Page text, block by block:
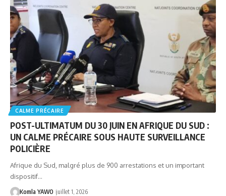
CALME PRÉCAIRE
POST-ULTIMATUM DU 30 JUIN EN AFRIQUE DU SUD :
UN CALME PRÉCAIRE SOUS HAUTE SURVEILLANCE
POLICIÈRE
Afrique du Sud, malgré plus de 900 arrestations et un important
dispositif…
Komla YAWO juillet 1, 2026